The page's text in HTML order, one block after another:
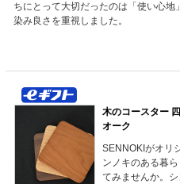
ちにとって大切だったのは「使い心地
染み良さを重視しました。
木のコースター
オーク
SENNOKIがオリ
ンノキのある暮
てみませんか。シ